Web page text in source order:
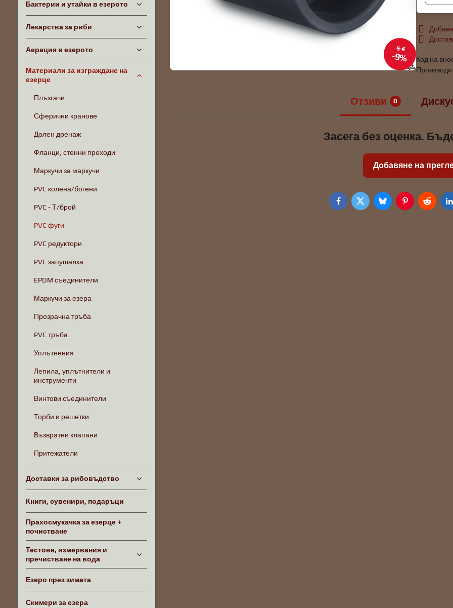
5 €
9% Код на
Отзиви 0
Засега без оценка.
Добавяне на
FacebookTwitterBlueskyPinterestReddit
Бактерии и утайки в езерото
Лекарства за риби
Аерация в езерото
Материали за изграждане на
езерце
Плъзгачи
Сферични кранове
Долен дренаж
Фланци, стенни преходи
Маркучи за маркучи
PVC колена/богени
PVC - Т/брой
PVC фуги
PVC редуктори
PVC запушалка
EPDM съединители
Маркучи за езера
Прозрачна тръба
PVC тръба
Уплътнения
Лепила, уплътнители и
инструменти
Винтови съединители
Торби и решетки
Възвратни клапани
Притежатели
Доставки за рибовъдство
Книги, сувенири, подаръци
Прахосмукачка за езерце +
почистване
Тестове, измервания и
пречистване на вода
Езеро през зимата
Скимери за езера